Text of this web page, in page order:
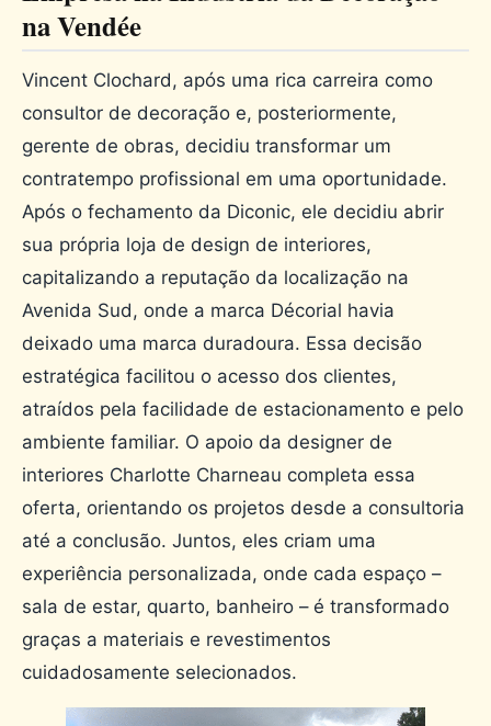
na Vendée
Vincent Clochard, após uma rica carreira como
consultor de decoração e, posteriormente,
gerente de obras, decidiu transformar um
contratempo profissional em uma oportunidade.
Após o fechamento da Diconic, ele decidiu abrir
sua própria loja de design de interiores,
capitalizando a reputação da localização na
Avenida Sud, onde a marca Décorial havia
deixado uma marca duradoura. Essa decisão
estratégica facilitou o acesso dos clientes,
atraídos pela facilidade de estacionamento e pelo
ambiente familiar. O apoio da designer de
interiores Charlotte Charneau completa essa
oferta, orientando os projetos desde a consultoria
até a conclusão. Juntos, eles criam uma
experiência personalizada, onde cada espaço –
sala de estar, quarto, banheiro – é transformado
graças a materiais e revestimentos
cuidadosamente selecionados.